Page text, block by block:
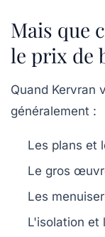
Mais que
le prix de
Quand Kervran
généralement :
Les plans et
Le gros
Les
L'isolation et